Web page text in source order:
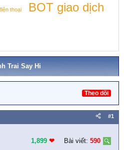
thoại BOT giao dịch
Trai Say Hi
Theo dõi
#1
1,899 ❤︎ Bài viết: 590